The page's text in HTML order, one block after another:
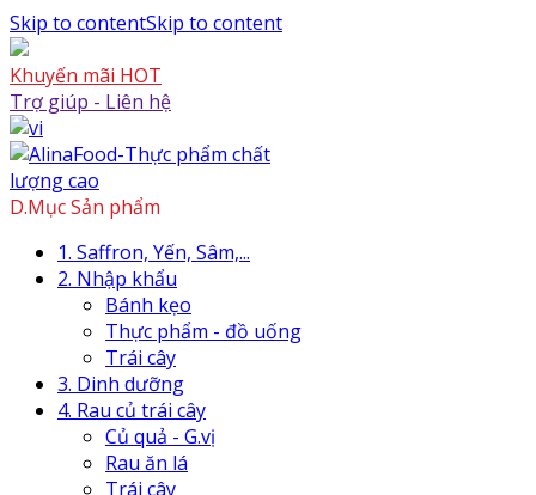
Skip to contentSkip to content
Khuyến mãi HOT
Trợ giúp - Liên hệ
D.Mục Sản phẩm
1. Saffron, Yến, Sâm,...
2. Nhập khẩu
Bánh kẹo
Thực phẩm - đồ uống
Trái cây
3. Dinh dưỡng
4. Rau củ trái cây
Củ quả - G.vị
Rau ăn lá
Trái cây